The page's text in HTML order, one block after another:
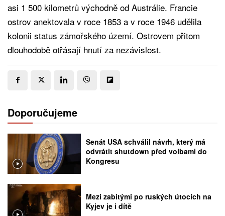
asi 1 500 kilometrů východně od Austrálie. Francie
ostrov anektovala v roce 1853 a v roce 1946 udělila
kolonii status zámořského území. Ostrovem přitom
dlouhodobě otřásají hnutí za nezávislost.
Doporučujeme
Senát USA schválil návrh, který má
odvrátit shutdown před volbami do
Kongresu
Mezi zabitými po ruských útocích na
Kyjev je i dítě